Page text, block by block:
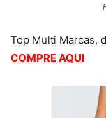
Top Multi Marcas,
COMPRE AQUI